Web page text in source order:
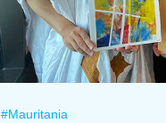
#Mauritania